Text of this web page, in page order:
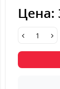
Цена: